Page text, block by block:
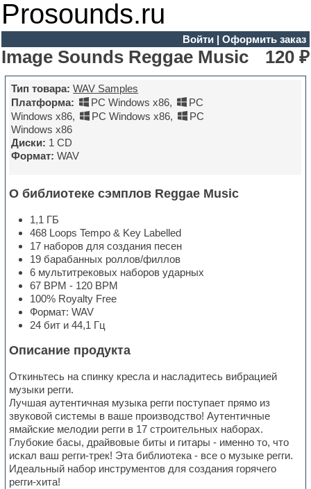
Prosounds.ru
Войти| Оформить заказ
Image Sounds Reggae Music 120 ₽
Тип товара: WAV Samples
Платформа:
PC Windows x86,
PC
Windows x86, PC Windows x86,
PC
Windows x86
Диски: 1 CD
Формат: WAV
О библиотеке сэмплов Reggae Music
1,1 ГБ
468 Loops Tempo & Key Labelled
17 наборов для создания песен
19 барабанных роллов/филлов
6 мультитрековых наборов ударных
67 BPM - 120 BPM
100% Royalty Free
Формат: WAV
24 бит и 44,1 Гц
Описание продукта
Откиньтесь на спинку кресла и насладитесь вибрацией
музыки регги.
Лучшая аутентичная музыка регги поступает прямо из
звуковой системы в ваше производство! Аутентичные
ямайские мелодии регги в 17 строительных наборах.
Глубокие басы, драйвовые биты и гитары - именно то, что
искал ваш регги-трек! Эта библиотека - все о музыке регги.
Идеальный набор инструментов для создания горячего
регги-хита!